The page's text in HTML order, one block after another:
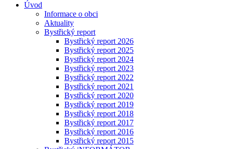
Úvod
Informace o obci
Aktuality
Bystřický report
Bystřický report 2026
Bystřický report 2025
Bystřický report 2024
Bystřický report 2023
Bystřický report 2022
Bystřický report 2021
Bystřický report 2020
Bystřický report 2019
Bystřický report 2018
Bystřický report 2017
Bystřický report 2016
Bystřický report 2015